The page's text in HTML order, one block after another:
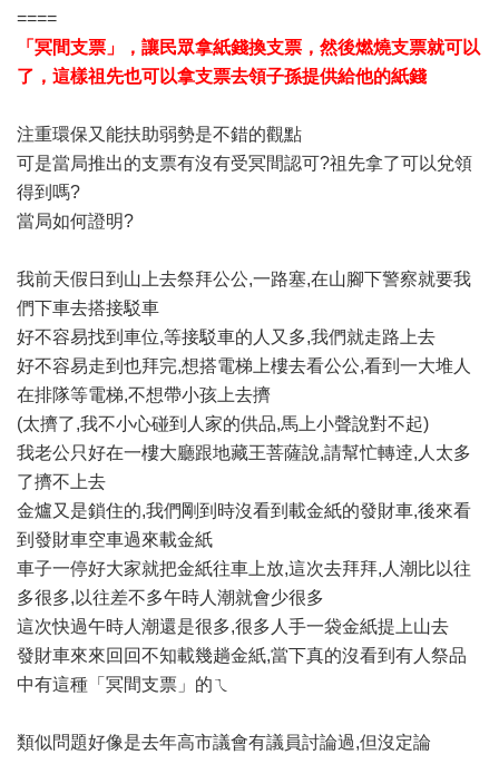
====
「冥間支票」，讓民眾拿紙錢換支票，然後燃燒支票就可以
了，這樣祖先也可以拿支票去領子孫提供給他的紙錢
注重環保又能扶助弱勢是不錯的觀點
可是當局推出的支票有沒有受冥間認可?祖先拿了可以兌領
得到嗎?
當局如何證明?
我前天假日到山上去祭拜公公,一路塞,在山腳下警察就要我
們下車去搭接駁車
好不容易找到車位,等接駁車的人又多,我們就走路上去
好不容易走到也拜完,想搭電梯上樓去看公公,看到一大堆人
在排隊等電梯,不想帶小孩上去擠
(太擠了,我不小心碰到人家的供品,馬上小聲說對不起)
我老公只好在一樓大廳跟地藏王菩薩說,請幫忙轉逹,人太多
了擠不上去
金爐又是鎖住的,我們剛到時沒看到載金紙的發財車,後來看
到發財車空車過來載金紙
車子一停好大家就把金紙往車上放,這次去拜拜,人潮比以往
多很多,以往差不多午時人潮就會少很多
這次快過午時人潮還是很多,很多人手一袋金紙提上山去
發財車來來回回不知載幾趟金紙,當下真的沒看到有人祭品
中有這種「冥間支票」的ㄟ
類似問題好像是去年高市議會有議員討論過,但沒定論